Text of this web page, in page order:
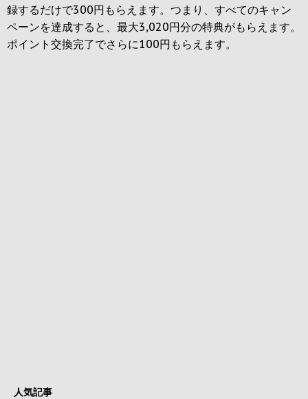
録するだけで300円 もらえます。つまり、すべてのキャン
ペーンを達成すると、最大3,020円分の特典がもらえます。
ポイント交換完了でさらに100円 もらえます。
人気記事